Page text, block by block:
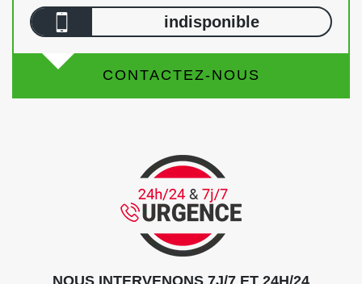
indisponible
CONTACTEZ-NOUS